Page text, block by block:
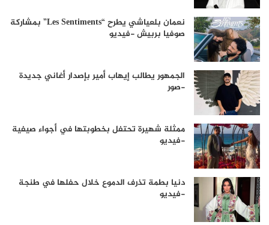
نعمان بلعياشي يطرح “Les Sentiments” بمشاركة
صوفيا بربيش -فيديو
الجمهور يطالب إيهاب أمير بإصدار أغاني جديدة
-صور
ممثلة شهيرة تحتفل بخطوبتها في أجواء صيفية
-فيديو
دنيا بطمة تذرف الدموع خلال حفلها في طنجة
-فيديو